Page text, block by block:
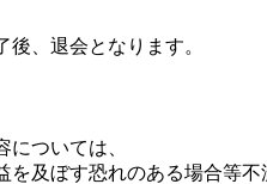
、退会となります。
ついては、
及ぼす恐れのある場合等